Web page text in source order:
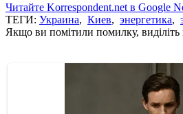
Читайте Korrespondent.net в Google
ТЕГИ: Украина, Киев, энергетика,
Якщо ви помітили помилку, виділіть